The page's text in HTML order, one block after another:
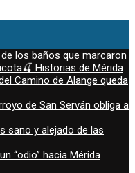
los baños que marcaron
Historias de Mérida
Camino de Alange queda
de San Serván obliga a
sano y alejado de las
“odio” hacia Mérida